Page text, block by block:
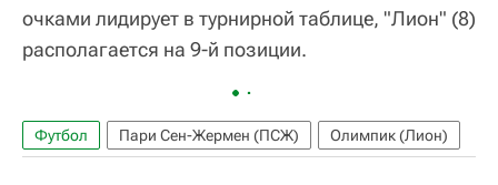
очками лидирует в турнирной таблице, "Лион" (8)
располагается на 9-й позиции.
Футбол Пари Сен-Жермен (ПСЖ) Олимпик (Лион)